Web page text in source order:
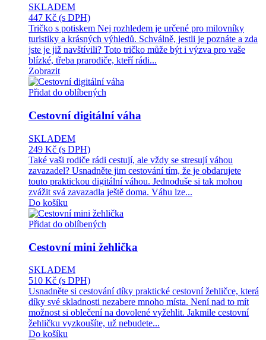
SKLADEM
447 Kč (s DPH)
Tričko s potiskem Nej rozhledem je určené pro milovníky
turistiky a krásných výhledů. Schválně, jestli je poznáte a zda
jste je již navštívili? Toto tričko může být i výzva pro vaše
blízké, třeba prarodiče, kteří rádi...
Zobrazit
Přidat do oblíbených
Cestovní digitální váha
SKLADEM
249 Kč (s DPH)
Také vaši rodiče rádi cestují, ale vždy se stresují váhou
zavazadel? Usnadněte jim cestování tím, že je obdarujete
touto praktickou digitální váhou. Jednoduše si tak mohou
zvážit svá zavazadla ještě doma. Váhu lze...
Do košíku
Přidat do oblíbených
Cestovní mini žehlička
SKLADEM
510 Kč (s DPH)
Usnadněte si cestování díky praktické cestovní žehličce, která
díky své skladnosti nezabere mnoho místa. Není nad to mít
možnost si oblečení na dovolené vyžehlit. Jakmile cestovní
žehličku vyzkoušíte, už nebudete...
Do košíku